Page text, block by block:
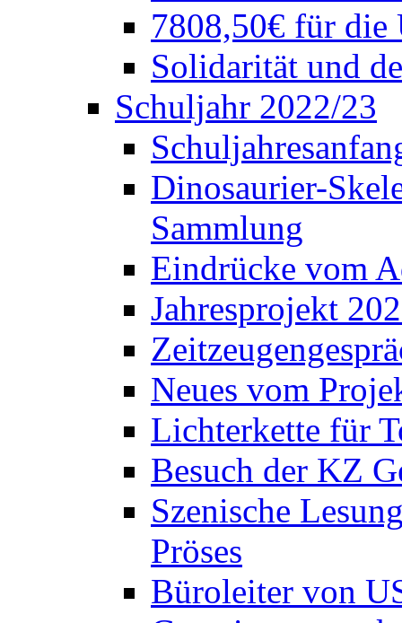
7808,50€ für die
Solidarität und
Schuljahr 2022/23
Dinosaurier-
Sammlung
Eindrücke vom
Jahresprojekt
Neues vom
Lichterkette für
Besuch der KZ
Szenische
Pröses
Büroleiter von